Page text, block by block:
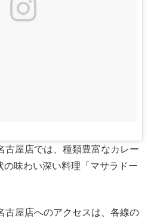
古屋店では、種類豊富なカレー
の味わい深い料理「マサラドー
古屋店へのアクセスは、各線の